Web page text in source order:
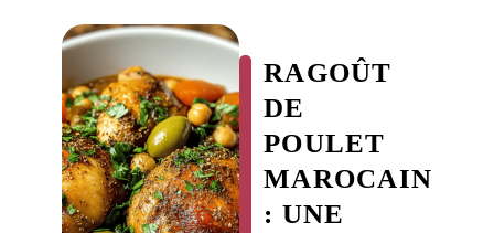
RAGOÛT
DE
POULET
MAROCAIN
: UNE